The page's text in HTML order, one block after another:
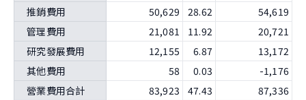
推銷費用
管理費用
研究發展費用
其他費用
營業費用合計
50,629 28.62 54,619
21,081
11.92 20,721
12,155
6.87 13,172
58
0.03 -1,176
83,923
47.43 87,336